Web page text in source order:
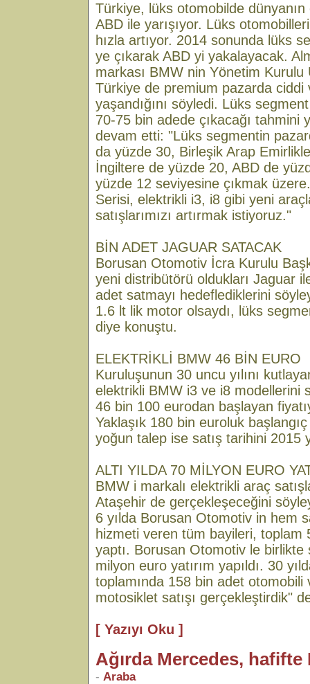
Türkiye, lüks otomobilde
ABD ile yarışıyor. Lüks
hızla artıyor. 2014 sonunda lüks
ye çıkarak ABD yi yakalayacak.
markası BMW nin Yönetim
Türkiye de premium pazarda ciddi
yaşandığını söyledi. Lüks
70-75 bin adede çıkacağı tahmini
devam etti: "Lüks segmentin
da yüzde 30, Birleşik Arap
İngiltere de yüzde 20, ABD de
yüzde 12 seviyesine çıkmak
Serisi, elektrikli i3, i8 gibi yeni
satışlarımızı artırmak istiyoruz."
BİN ADET JAGUAR SATACAK
Borusan Otomotiv İcra Kurulu
yeni distribütörü oldukları Jaguar
adet satmayı hedeflediklerini
1.6 lt lik motor olsaydı, lüks
diye konuştu.
ELEKTRİKLİ BMW 46 BİN EURO
Kuruluşunun 30 uncu yılını
elektrikli BMW i3 ve i8 modellerini
46 bin 100 eurodan başlayan
Yaklaşık 180 bin euroluk
yoğun talep ise satış tarihini 2015
ALTI YILDA 70 MİLYON EURO
BMW i markalı elektrikli araç
Ataşehir de gerçekleşeceğini
6 yılda Borusan Otomotiv in hem
hizmeti veren tüm bayileri, toplam
yaptı. Borusan Otomotiv le birlikte
milyon euro yatırım yapıldı. 30
toplamında 158 bin adet otomobili
motosiklet satışı gerçekleştirdik"
[ Yazıyı Oku ]
Ağırda Mercedes,
- Araba